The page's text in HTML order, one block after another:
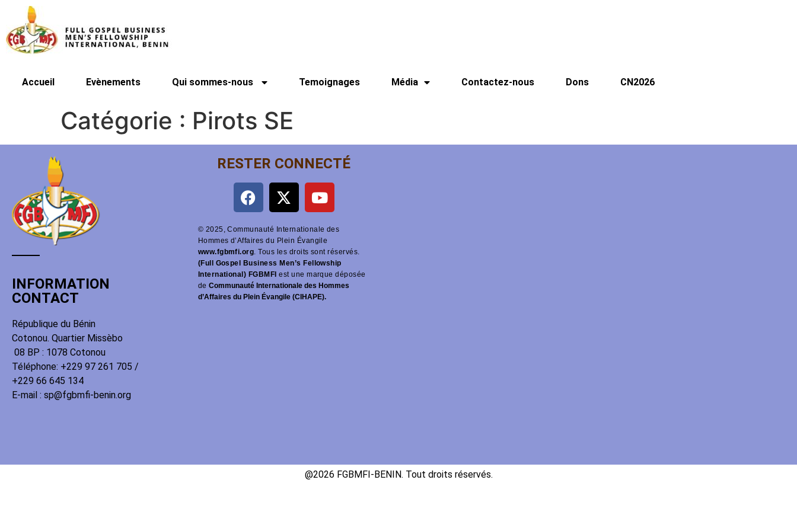
Accueil Evènements Qui sommes-nous Temoignages Média Contactez-nous Dons CN2026
Catégorie : Pirots SE
INFORMATION
CONTACT
République du Bénin
Cotonou. Quartier Missèbo
08 BP : 1078 Cotonou
Téléphone: +229 97 261 705 /
+229 66 645 134
E-mail : sp@fgbmfi-benin.org
RESTER CONNECTÉ
© 2025, Communauté Internationale des
Hommes d’Affaires du Plein Évangile
www.fgbmfi.org. Tous les droits sont réservés.
(Full Gospel Business Men’s Fellowship
International) FGBMFI est une marque déposée
deCommunauté Internationale des Hommes
d’Affaires du Plein Évangile (CIHAPE).
@2026 FGBMFI-BENIN. Tout droits réservés.